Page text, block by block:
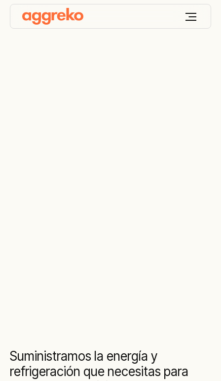
Suministramos la energía y
refrigeración que necesitas para